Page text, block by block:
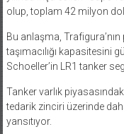
olup, toplam 42 milyon
Bu anlaşma, Trafigura’nın
taşımacılığı kapasitesini
Schoeller’in LR1 tanker
Tanker varlık
tedarik zinciri üzerinde
yansıtıyor.